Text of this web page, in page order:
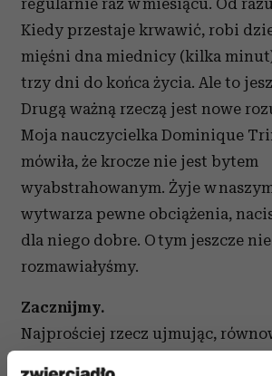
regularnie raz w miesiącu. Od
Kiedy przestaje krwawić, robi
mięśni dna miednicy (kilka
trzy dni do końca życia. Ale to
Drugą ważną rzeczą jest nowe
Moja nauczycielka Dominique
mówiła, że krocze nie jest bytem
wyabstrahowanym. Żyje w
wytwarza pewne obciążenia,
dla niego dobre. O tym jeszcze nie
rozmawiałyśmy.
Zacznijmy.
Najprościej rzecz ujmując,